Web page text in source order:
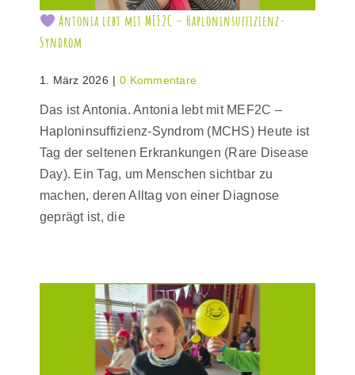
Antonia lebt mit MEF2C – Haploninsuffizienz-
Syndrom
1. März 2026 | 0 Kommentare
Das ist Antonia. Antonia lebt mit MEF2C –
Haploninsuffizienz-Syndrom (MCHS) Heute ist
Tag der seltenen Erkrankungen (Rare Disease
Day). Ein Tag, um Menschen sichtbar zu
machen, deren Alltag von einer Diagnose
geprägt ist, die